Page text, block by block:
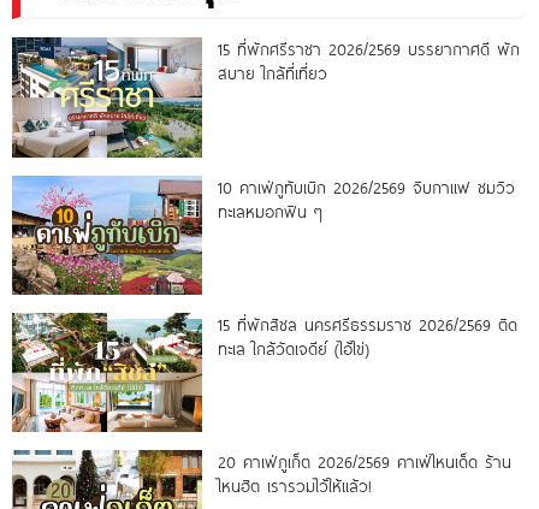
15 ที่พักศรีราชา 2026/2569 บรรยากาศดี พัก
สบาย ใกล้ที่เที่ยว
10 คาเฟ่ภูทับเบิก 2026/2569 จิบกาแฟ ชมวิว
ทะเลหมอกฟิน ๆ
15 ที่พักสิชล นครศรีธรรมราช 2026/2569 ติด
ทะเล ใกล้วัดเจดีย์ (ไอ้ไข่)
20 คาเฟ่ภูเก็ต 2026/2569 คาเฟ่ไหนเด็ด ร้าน
ไหนฮิต เรารวมไว้ให้แล้ว!